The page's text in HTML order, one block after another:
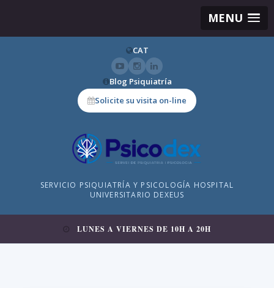
MENU
CAT
Blog Psiquiatría
Solicite su visita on-line
SERVICIO PSIQUIATRÍA Y PSICOLOGÍA HOSPITAL
UNIVERSITARIO DEXEUS
LUNES A VIERNES DE 10H A 20H